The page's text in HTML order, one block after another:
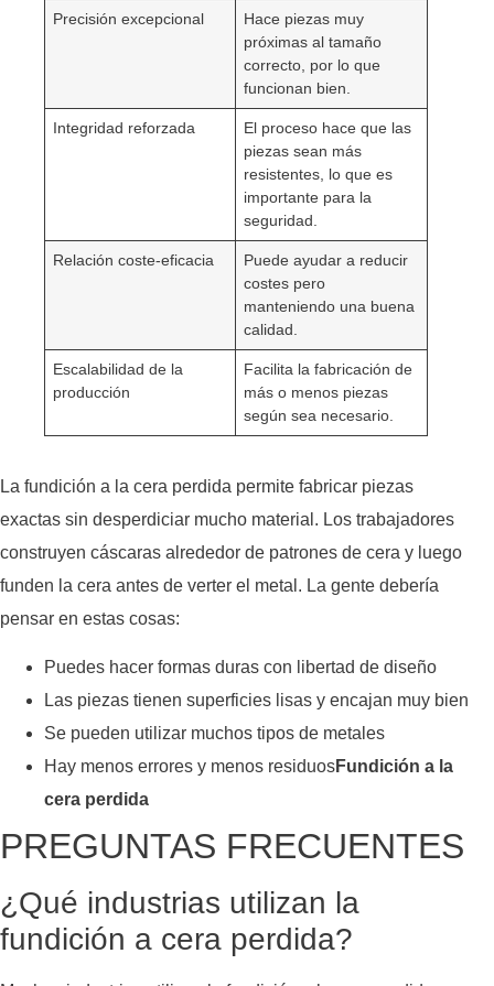
Precisión excepcional
Hace piezas muy
próximas al tamaño
correcto, por lo que
funcionan bien.
Integridad reforzada
El proceso hace que las
piezas sean más
resistentes, lo que es
importante para la
seguridad.
Relación coste-eficacia
Puede ayudar a reducir
costes pero
manteniendo una buena
calidad.
Escalabilidad de la
producción
Facilita la fabricación de
más o menos piezas
según sea necesario.
La fundición a la cera perdida permite fabricar piezas
exactas sin desperdiciar mucho material. Los trabajadores
construyen cáscaras alrededor de patrones de cera y luego
funden la cera antes de verter el metal. La gente debería
pensar en estas cosas:
Puedes hacer formas duras con libertad de diseño
Las piezas tienen superficies lisas y encajan muy bien
Se pueden utilizar muchos tipos de metales
Hay menos errores y menos residuosFundición a la
cera perdida
PREGUNTAS FRECUENTES
¿Qué industrias utilizan la
fundición a cera perdida?